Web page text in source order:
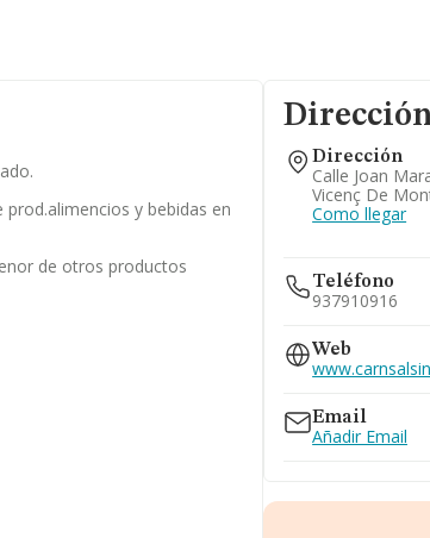
y bebidas en
de otros productos
Dirección
Calle Joan
Vicenç De
Como llegar
Teléfono
937910916
Web
Email
Añadir Email